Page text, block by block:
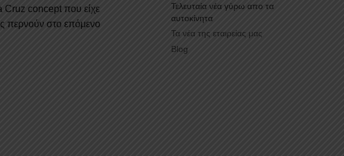
Cruz concept που είχε
περνούν στο επόμενο
Τελευταία νέα γύρω απο τα
αυτοκίνητα
Τα νέα της εταιρείας μας
Blog